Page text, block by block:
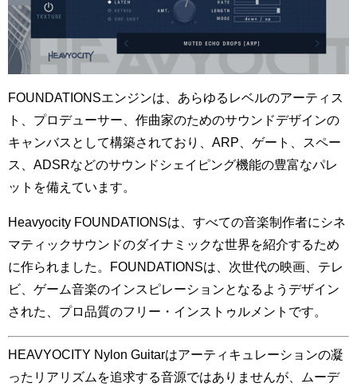
FOUNDATIONSエンジンは、あらゆるレベルのアーティス
ト、プロデューサー、作曲家のためのサウンドデザインの
キャンバスとして構築されており、ARP、ゲート、スペー
ス、ADSRなどのサウンドシェイピング機能の豊富なパレ
ットを備えています。
Heavyocity FOUNDATIONSは、すべての音楽制作者にシネ
マティックサウンドのダイナミックな世界を紹介するため
に作られました。FOUNDATIONSは、次世代の映画、テレ
ビ、ゲーム音楽のインスピレーションとなるようデザイン
された、プロ品質のフリー・インストゥルメントです。
HEAVYOCITY Nylon Guitarはアーティキュレーションの凝
ったリアリズムを追求する音源ではありませんが、ムーデ